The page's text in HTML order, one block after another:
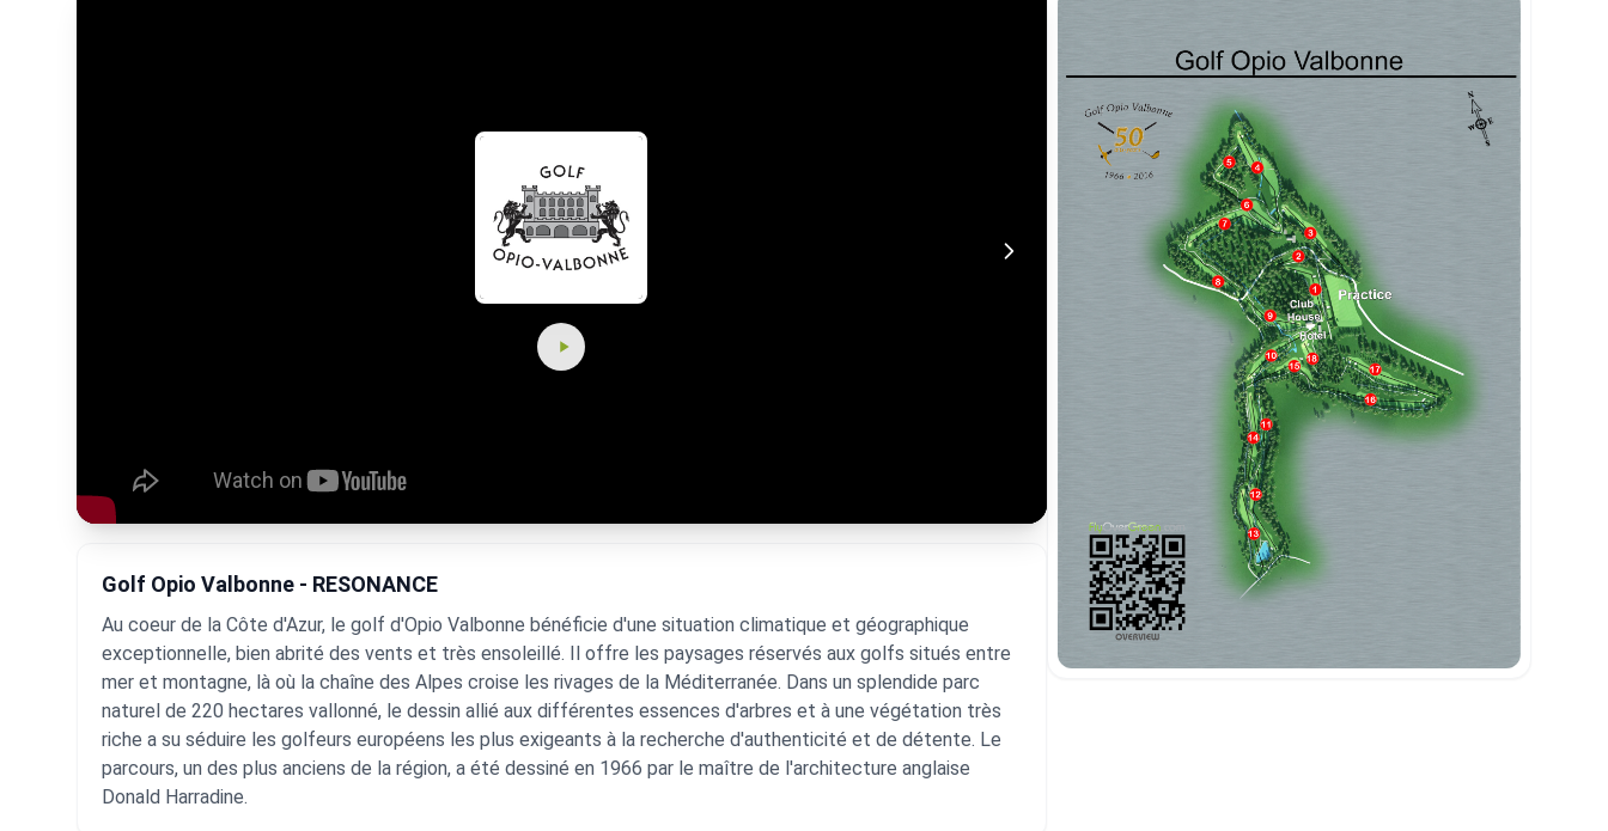
Golf Opio Valbonne - RESONANCE
Au coeur de la Côte d'Azur, le golf d'Opio Valbonne bénéficie d'une situation climatique et géographique
exceptionnelle, bien abrité des vents et très ensoleillé. Il offre les paysages réservés aux golfs situés entre
mer et montagne, là où la chaîne des Alpes croise les rivages de la Méditerranée. Dans un splendide parc
naturel de 220 hectares vallonné, le dessin allié aux différentes essences d'arbres et à une végétation très
riche a su séduire les golfeurs européens les plus exigeants à la recherche d'authenticité et de détente. Le
parcours, un des plus anciens de la région, a été dessiné en 1966 par le maître de l'architecture anglaise
Donald Harradine.